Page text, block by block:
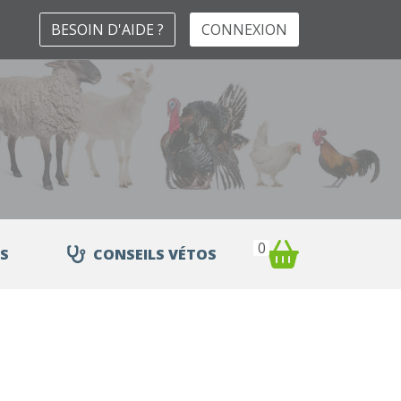
BESOIN D'AIDE ? CONNEXION
CONSEILS VÉTOS 0